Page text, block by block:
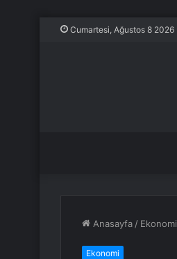
Cumartesi, Ağustos 8 2026
Anasayfa / Ekonomi
Ekonomi